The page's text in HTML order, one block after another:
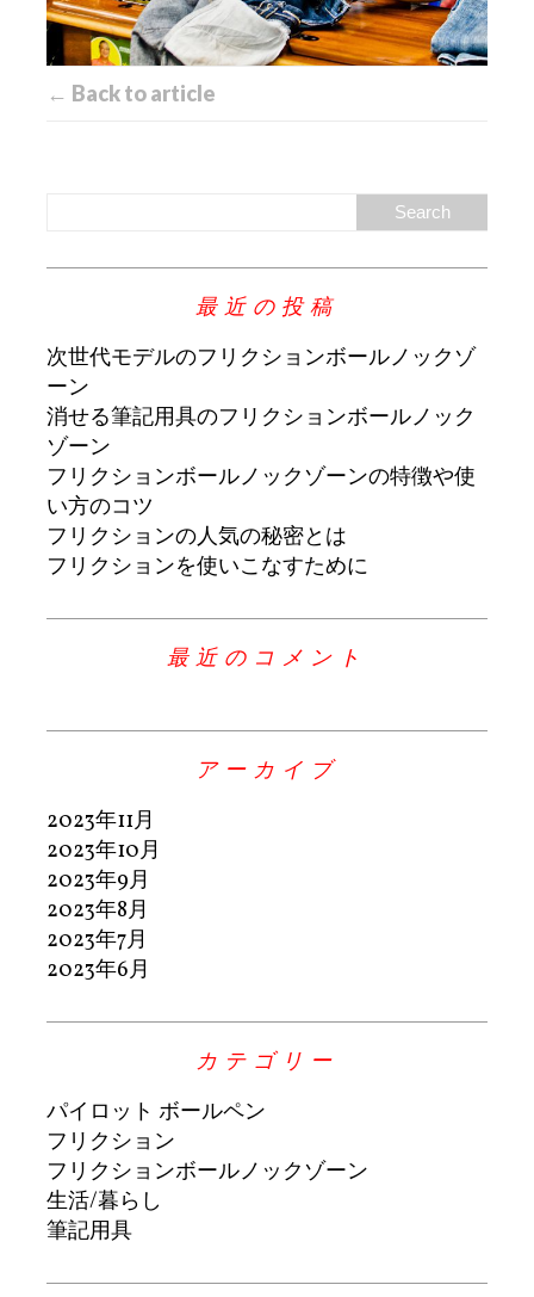
← Back to article
最近の投稿
次世代モデルのフリクションボールノックゾ
ーン
消せる筆記用具のフリクションボールノック
ゾーン
フリクションボールノックゾーンの特徴や使
い方のコツ
フリクションの人気の秘密とは
フリクションを使いこなすために
最近のコメント
アーカイブ
2023年11月
2023年10月
2023年9月
2023年8月
2023年7月
2023年6月
カテゴリー
パイロット ボールペン
フリクション
フリクションボールノックゾーン
生活/暮らし
筆記用具